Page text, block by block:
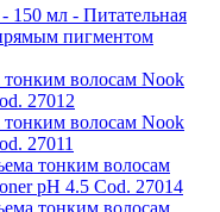
150 мл - Питательная
пигментом
волосам Nook
27012
волосам Nook
27011
тонким волосам
pH 4.5 Cod. 27014
тонким волосам